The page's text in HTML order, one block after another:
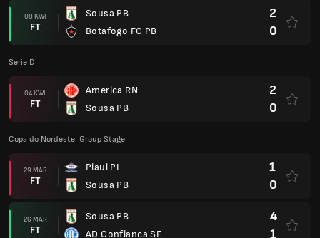
08 KWI
FT
Sousa PB
Botafogo FC PB
2
0
Serie D
04 KWI
FT
America RN
Sousa PB
2
0
Copa do Nordeste: Group Stage
29 MAR
FT
Piaui PI
Sousa PB
1
0
26 MAR
FT
Sousa PB
AD Confianca SE
4
1